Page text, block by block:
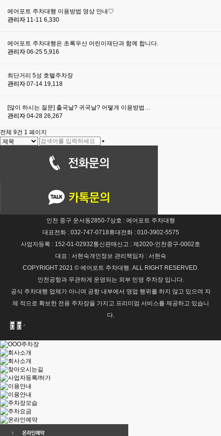
에어포트 주차대행 이용방법 영상 안내♡
관리자 11-11 6,330
에어포트 주차대행은 초록우산 어린이재단과 함께 합니다.
관리자 06-25 5,916
최단거리 5성 호텔주차장
관리자 07-14 19,118
[많이 하시는 질문] 출국날? 귀국날? 어떻게 이용방법…
관리자 04-28 26,267
전체 9건 1 페이지
인천 중구 운서동2850-7상호 : 에어포트 주차대행
대표전화 : 032-747-0718휴대전화 : 010-3902-5575
사업자등록 : 152-01-02932통신판매신고 : 제2020-인천중구-0002호
대표 : 서현숙개인정보 관리책임자 : 서현숙
COPYRIGHT 2021 © 에어포트 주차대행. ALL RIGHT RESERVED.
인천공항과 무관하게 운영되는 외부 민영 주차장 입니다.
공식 주차대행 업체가 아니며 공항 내부에서 영업 행위를 하지 않고 있으며 자
체 적으로 확보한 전용 주차장을 가지고 프리미엄 서비스를 제공하고 있습니
다.